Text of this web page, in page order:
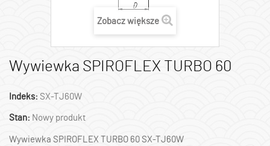
Zobacz większe
Wywiewka SPIROFLEX TURBO 60
Indeks: SX-TJ60W
Stan: Nowy produkt
Wywiewka SPIROFLEX TURBO 60 SX-TJ60W